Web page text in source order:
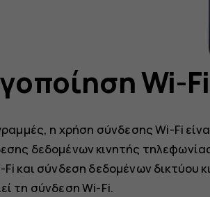
Wi-Fi
η χρήση σύνδεσης Wi-Fi
δεδομένων κινητής
και σύνδεση δεδομένων δικτύου
τη σύνδεση Wi-Fi.